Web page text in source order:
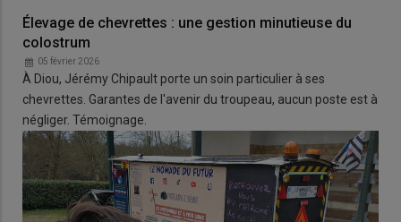
Élevage de chevrettes : une gestion minutieuse du
colostrum
05 février 2026
À Diou, Jérémy Chipault porte un soin particulier à ses
chevrettes. Garantes de l'avenir du troupeau, aucun poste est à
négliger. Témoignage.